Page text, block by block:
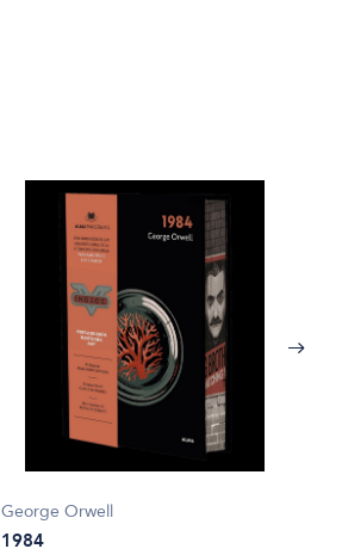
George Orwell
1984